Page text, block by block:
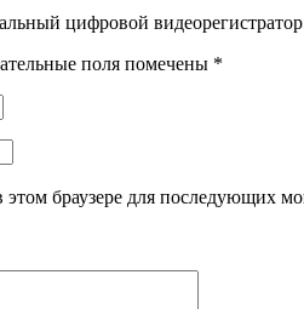
цифровой
поля помечены *
браузере для последующих